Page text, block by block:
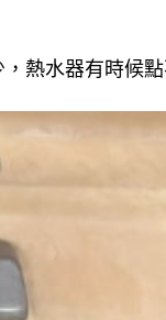
熱水器有時候